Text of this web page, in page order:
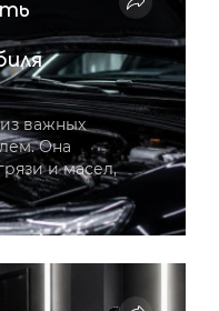
важных
Она
и масел,